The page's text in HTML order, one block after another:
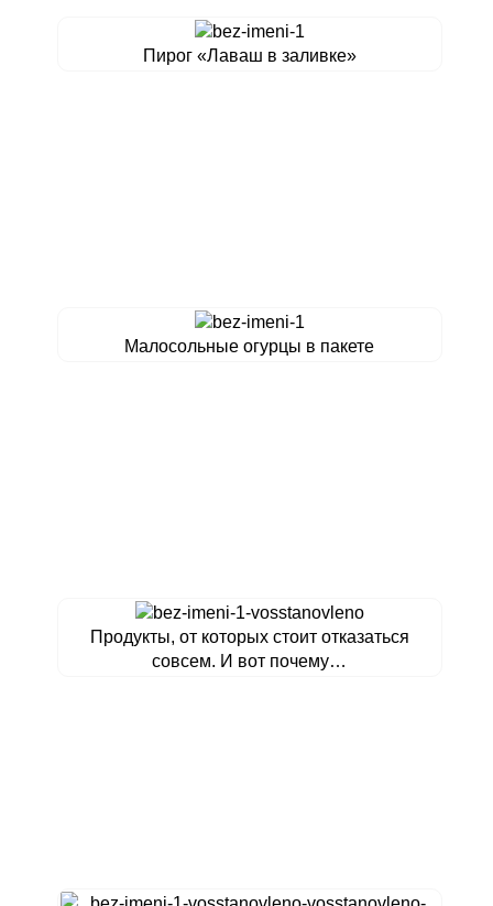
Пирог «Лаваш в заливке»
Малосольные огурцы в пакете
Продукты, от которых стоит отказаться
совсем. И вот почему…